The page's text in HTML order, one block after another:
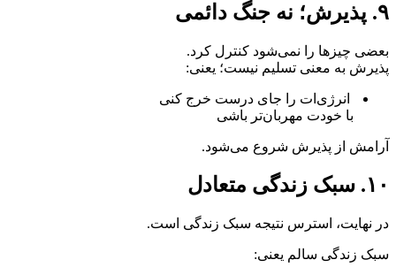
۹. پذیرش؛ نه جنگ دائمی
بعضی چیزها را نمی‌شود کنترل کرد.
پذیرش به معنی تسلیم نیست؛ یعنی:
انرژی‌ات را جای درست خرج کنی
با خودت مهربان‌تر باشی
آرامش از پذیرش شروع می‌شود.
۱۰. سبک زندگی متعادل
در نهایت، استرس نتیجه سبک زندگی است.
سبک زندگی سالم یعنی: